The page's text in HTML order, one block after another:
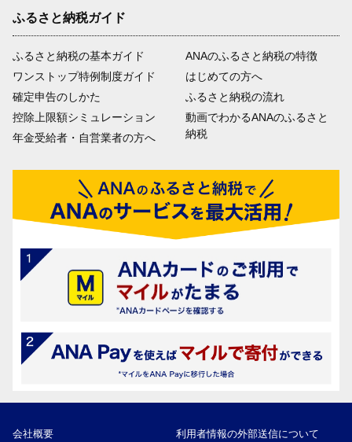
ふるさと納税ガイド
ふるさと納税の基本ガイド
ワンストップ特例制度ガイド
確定申告のしかた
控除上限額シミュレーション
年金受給者・自営業者の方へ
ANAのふるさと納税の特徴
はじめての方へ
ふるさと納税の流れ
動画でわかるANAのふるさと
納税
会社概要 利用者情報の外部送信について